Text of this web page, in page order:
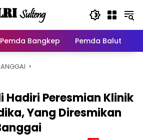
Pemda Bangkep Pemda Balut
Hadiri Peresmian Klinik
Yang Diresmikan